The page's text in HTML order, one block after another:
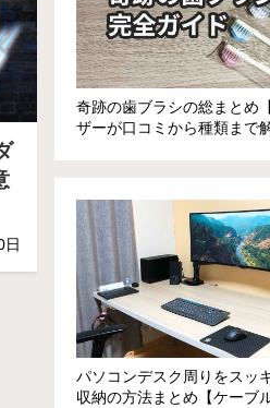
日
奇跡の歯ブラシの総まとめ
ザーが口コミから種類まで解
パソコンデスク周りをスッ
収納の方法まとめ【ケーブ